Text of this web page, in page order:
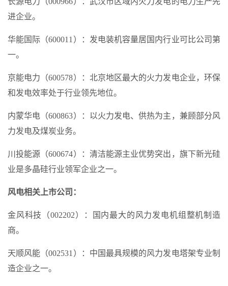
进企业。
华能国际（600011）：发电装机容量居国内行业可比公司第
一。
京能电力（600578）：北京地区最大的火力发电企业，环保
和发电效率处于行业领先地位。
内蒙华电（600863）：以火力发电、供热为主，兼顾部分风
力发电及煤炭业务。
川投能源（600674）：清洁能源主业优势突出，旗下新光硅
业是多晶硅行业领军企业之一。
风电相关上市公司：
金风科技（002202）：国内最大的风力发电机组整机制造
商。
天顺风能（002531）：中国最具规模的风力发电塔架专业制
造企业之一。